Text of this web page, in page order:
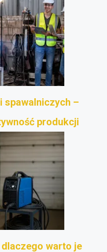
spawalniczych –
produkcji
warto je